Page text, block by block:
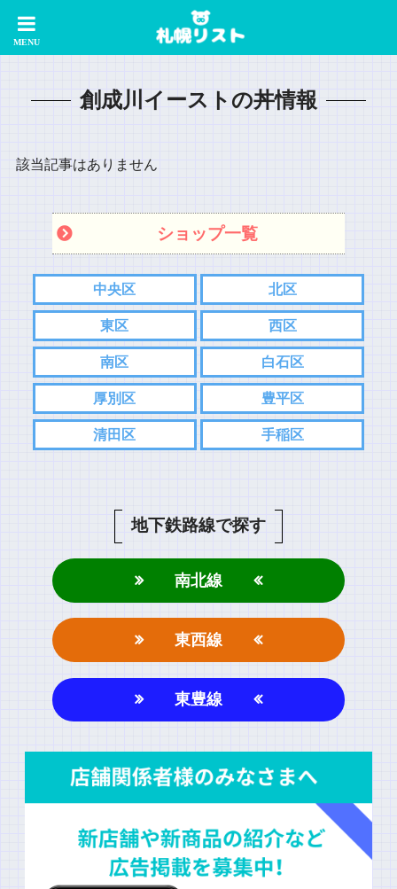
創成川イーストの丼情報
該当記事はありません
ショップ一覧
中央区 北区
東区 西区
南区 白石区
厚別区 豊平区
清田区 手稲区
地下鉄路線で探す
南北線
東西線
東豊線